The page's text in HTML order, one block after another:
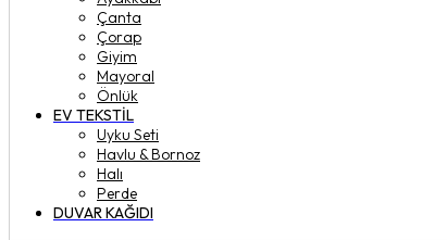
Çanta
Çorap
Giyim
Mayoral
Önlük
EV TEKSTIL
Uyku Seti
Havlu & Bornoz
Halı
Perde
DUVAR KAĞIDI